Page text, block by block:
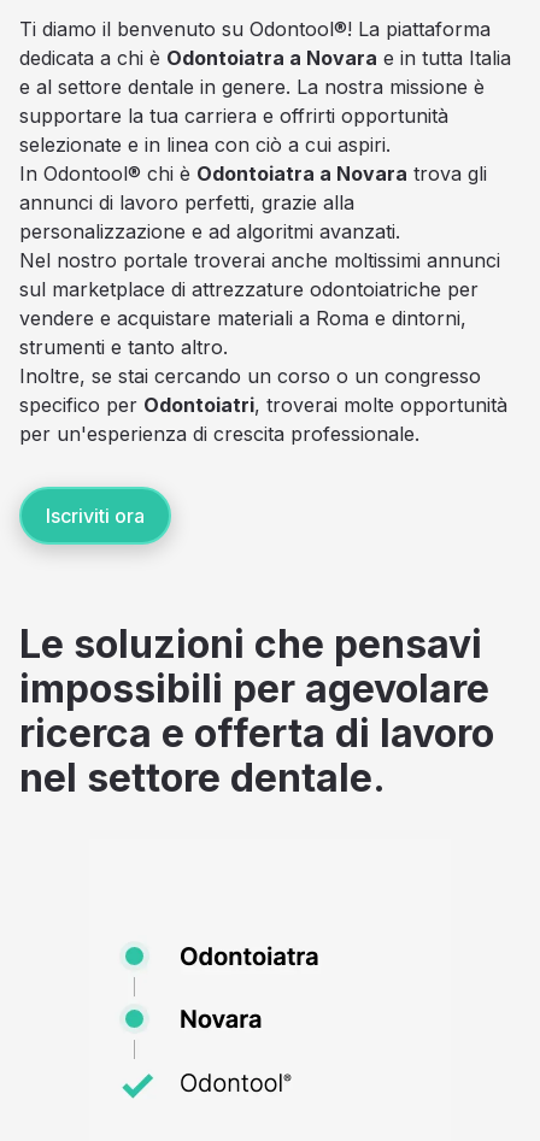
Ti diamo il benvenuto su Odontool®! La piattaforma
dedicata a chi è Odontoiatra a Novara e in tutta Italia
e al settore dentale in genere. La nostra missione è
supportare la tua carriera e offrirti opportunità
selezionate e in linea con ciò a cui aspiri.
In Odontool® chi è Odontoiatra a Novara trova gli
annunci di lavoro perfetti, grazie alla
personalizzazione e ad algoritmi avanzati.
Nel nostro portale troverai anche moltissimi annunci
sul marketplace di attrezzature odontoiatriche per
vendere e acquistare materiali a Roma e dintorni,
strumenti e tanto altro.
Inoltre, se stai cercando un corso o un congresso
specifico per Odontoiatri, troverai molte opportunità
per un'esperienza di crescita professionale.
Iscriviti ora
Le soluzioni che pensavi
impossibili per agevolare
ricerca e offerta di lavoro
nel settore dentale.